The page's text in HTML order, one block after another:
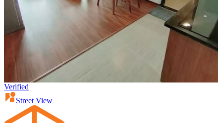
Verified
Street View